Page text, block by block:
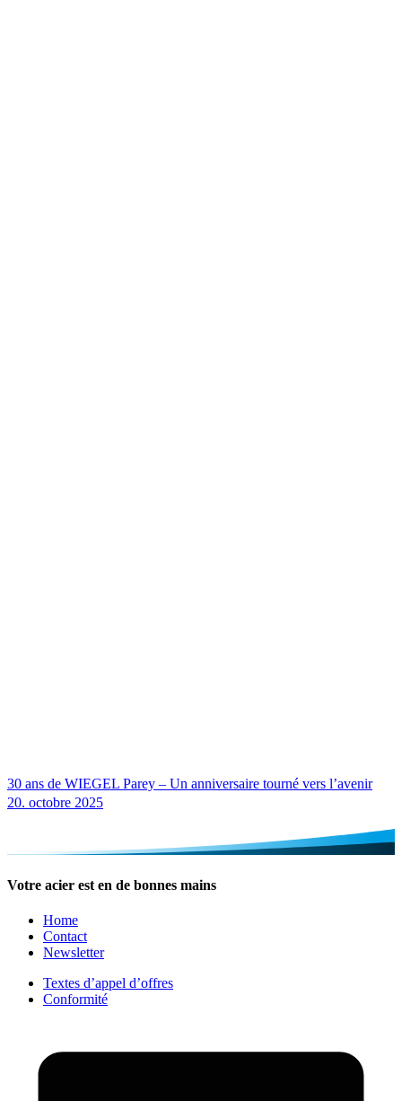
30 ans de WIEGEL Parey – Un anniversaire tourné vers l’avenir
20. octobre 2025
Votre acier est en de bonnes mains
Home
Contact
Newsletter
Textes d’appel d’offres
Conformité